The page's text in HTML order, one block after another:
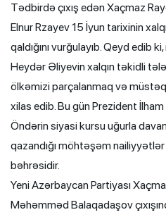
Tədbirdə çıxış edən Xaçmaz
Elnur Rzayev 15 İyun tarixinin
qaldığını vurğulayıb. Qeyd edib
Heydər Əliyevin xalqın təkidli
ölkəmizi parçalanmaq və
xilas edib. Bu gün Prezident
Öndərin siyasi kursu uğurla
qazandığı möhtəşəm
bəhrəsidir.
Yeni Azərbaycan Partiyası
Məhəmməd Balaqadaşov